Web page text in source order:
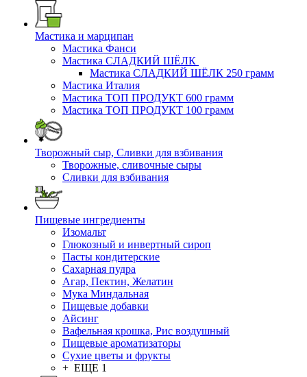
Мастика и марципан
Мастика Фанси
Мастика СЛАДКИЙ ШЁЛК
Мастика СЛАДКИЙ ШЁЛК 250 грамм
Мастика Италия
Мастика ТОП ПРОДУКТ 600 грамм
Мастика ТОП ПРОДУКТ 100 грамм
Творожный сыр, Сливки для взбивания
Творожные, сливочные сыры
Сливки для взбивания
Пищевые ингредиенты
Изомальт
Глюкозный и инвертный сироп
Пасты кондитерские
Сахарная пудра
Агар, Пектин, Желатин
Мука Миндальная
Пищевые добавки
Айсинг
Вафельная крошка, Рис воздушный
Пищевые ароматизаторы
Сухие цветы и фрукты
+ ЕЩЕ 1